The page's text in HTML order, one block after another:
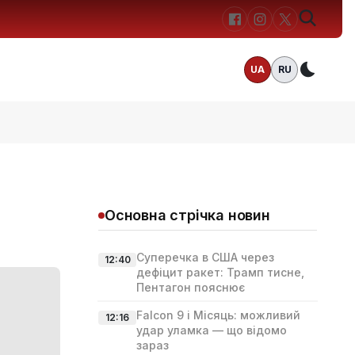
UA RU
Основна стрічка новин
12:40 Суперечка в США через
дефіцит ракет: Трамп тисне,
Пентагон пояснює
12:16
Falcon 9 і Місяць: можливий
удар уламка — що відомо
зараз